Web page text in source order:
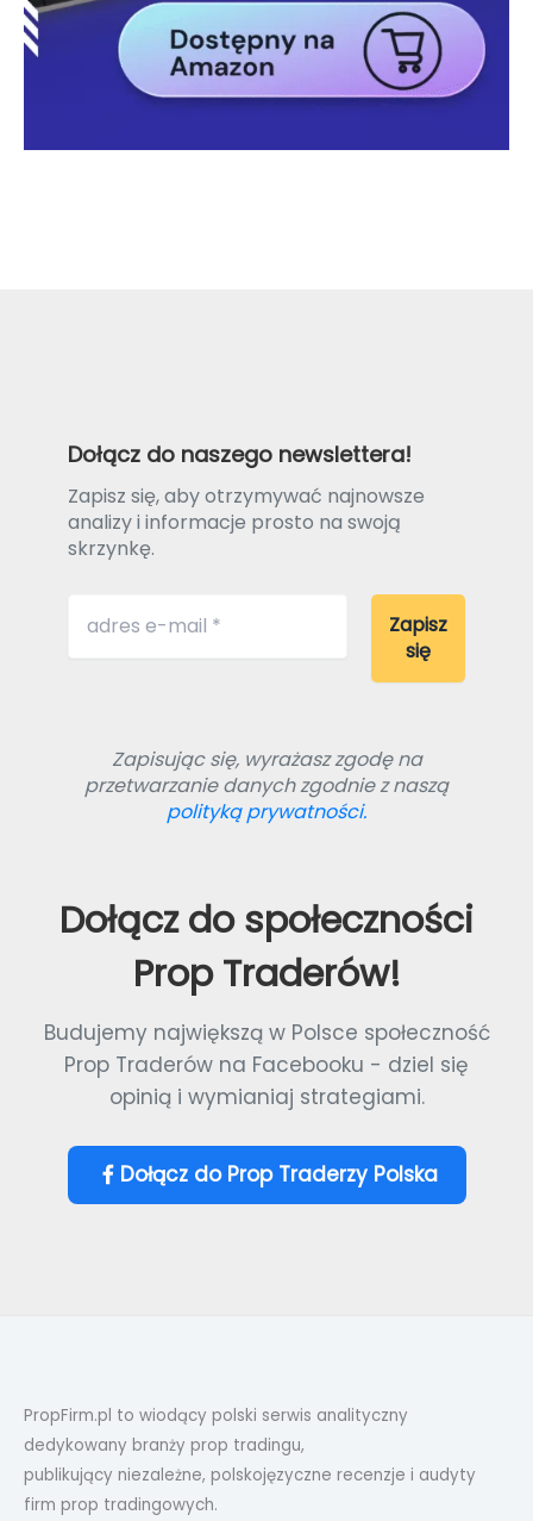
Dołącz do naszego newslettera!
Zapisz się, aby otrzymywać najnowsze
analizy i informacje prosto na swoją
skrzynkę.
Zapisując się, wyrażasz zgodę na
przetwarzanie danych zgodnie z naszą
polityką prywatności.
Dołącz do społeczności
Prop Traderów!
Budujemy największą w Polsce społeczność
Prop Traderów na Facebooku - dziel się
opinią i wymianiaj strategiami.
Dołącz do Prop Traderzy Polska
PropFirm.pl to wiodący polski serwis analityczny
dedykowany branży prop tradingu,
publikujący niezależne, polskojęzyczne recenzje i audyty
firm prop tradingowych.